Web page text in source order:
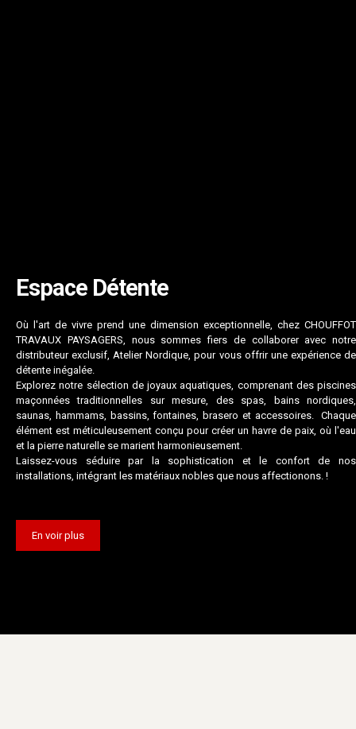
Espace Détente
Où l'art de vivre prend une dimension exceptionnelle, chez CHOUFFOT
TRAVAUX PAYSAGERS, nous sommes fiers de collaborer avec notre
distributeur exclusif, Atelier Nordique, pour vous offrir une expérience de
détente inégalée.
Explorez notre sélection de joyaux aquatiques, comprenant des piscines
maçonnées traditionnelles sur mesure, des spas, bains nordiques,
saunas, hammams, bassins, fontaines, brasero et accessoires. Chaque
élément est méticuleusement conçu pour créer un havre de paix, où l'eau
et la pierre naturelle se marient harmonieusement.
Laissez-vous séduire par la sophistication et le confort de nos
installations, intégrant les matériaux nobles que nous affectionons. !
En voir plus